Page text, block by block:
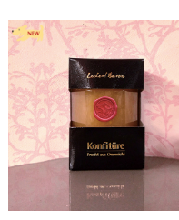
ミノールを贅沢に輪切りにし
今年は例年以上の出来です。
▶▶▶【尾道産】ドライセミ
2026.2.10
・【珍しい柑橘シリーズ・完
販売開始のお知らせ】
大変お待たせ致しました。